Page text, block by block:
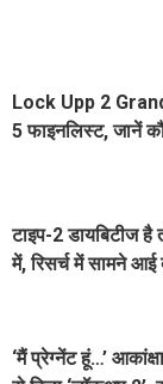
Lock Upp 2
5 फाइनलिस्ट, जानें
टाइप-2 डायबिटीज
में, रिसर्च में सामने आई
‘मैं प्रेग्नेंट हूं…’